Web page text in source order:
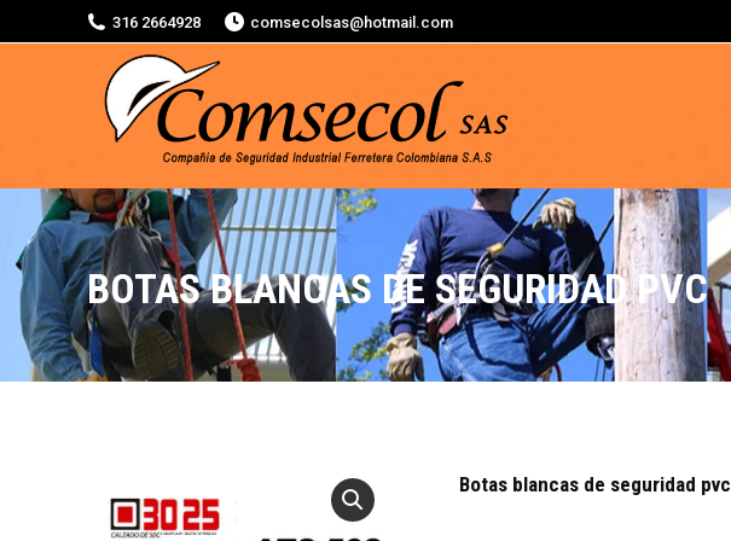
316 2664928 comsecolsas@hotmail.com
BOTAS BLANCAS DE SEGURIDAD PVC
Botas blancas de seguridad pvc